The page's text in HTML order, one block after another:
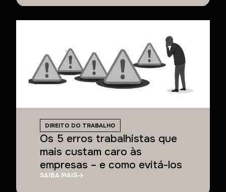
DIREITO DO TRABALHO
Os 5 erros trabalhistas que
mais custam caro às
empresas – e como evitá-los
SAIBA MAIS